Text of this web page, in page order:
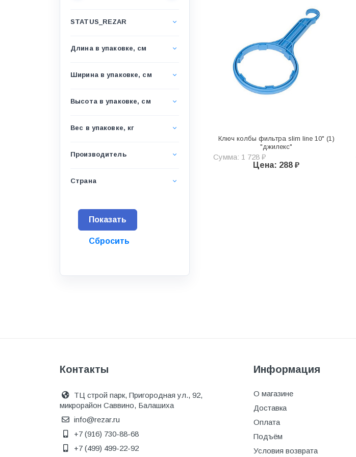
Гидроизоляция
комплектующие
Дренажные системы
регулирующая
инструменты
Коллекторы и шкафы
Компоненты оптической
системы
Косметика и уход
STATUS_REZAR
Длина в упаковке, см
Ширина в упаковке, см
Высота в упаковке, см
Вес в упаковке, кг
Производитель
Страна
Ключ колбы фильтра slim line 10" (1)
"джилекс"
Сумма: 1 728 ₽
Цена: 288 ₽
Контакты
ТЦ строй парк, Пригородная ул., 92,
микрорайон Саввино, Балашиха
info@rezar.ru
+7 (916) 730-88-68
+7 (499) 499-22-92
Информация
О магазине
Доставка
Оплата
Подъём
Условия возврата